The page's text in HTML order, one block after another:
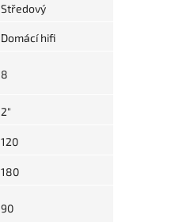
Středový
Domácí hifi
8
2"
120
180
90